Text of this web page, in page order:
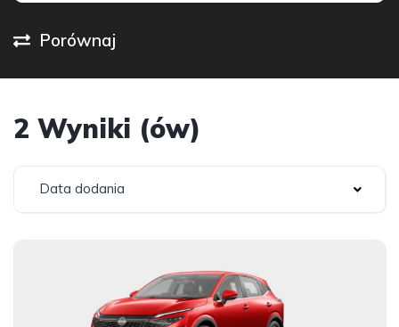
Porównaj
2 Wyniki (ów)
Data dodania